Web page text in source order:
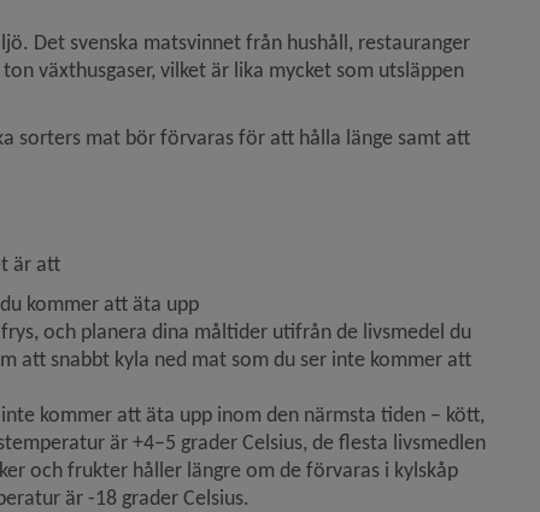
Det svenska matsvinnet från hushåll, restauranger
växthusgaser, vilket är lika mycket som utsläppen
sorters mat bör förvaras för att hålla länge samt att
är att
kommer att äta upp
och planera dina måltider utifrån de livsmedel du
att snabbt kyla ned mat som du ser inte kommer att
kommer att äta upp inom den närmsta tiden – kött,
är +4–5 grader Celsius, de flesta livsmedlen
och frukter håller längre om de förvaras i kylskåp
är -18 grader Celsius.